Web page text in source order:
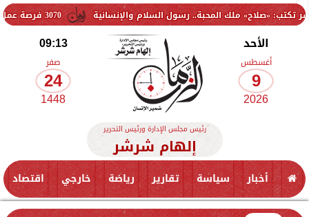
3070 فرصة عمل جديدة بالقطاع الخاص.. وظائف برواتب تصل إلى 9500 جنيه ملك المحبة.. رسول السلام والإنسانية
الأحد
أغسطس
9
2026
09:13
صفر
24
1448
رئيس مجلس الإدارة ورئيس التحرير
إلهام شرشر
أخبار سياسة تقارير رياضة خارجي اقتصاد